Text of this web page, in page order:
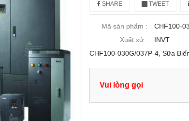
SHARE TWEET
Mã sản phẩm :
CHF100-
Xuất xứ :
INVT
CHF100-030G/037P-4, Sữa
Vui lòng gọi